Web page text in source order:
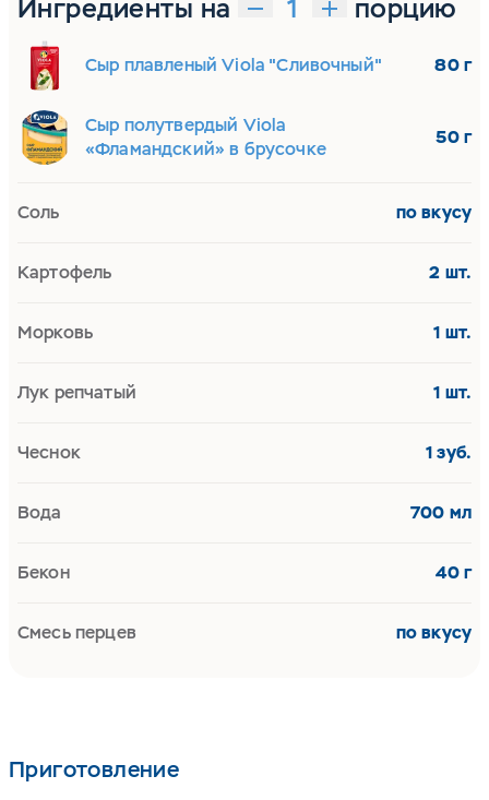
Приготовление
Ингредиенты на порцию
Сыр плавленый Viola "Сливочный" 80 г
Сыр полутвердый Viola
«Фламандский» в брусочке
50 г
Соль по вкусу
Картофель 2 шт.
Морковь 1 шт.
Лук репчатый 1 шт.
Чеснок 1 зуб.
Вода 700 мл
Бекон 40 г
Смесь перцев по вкусу